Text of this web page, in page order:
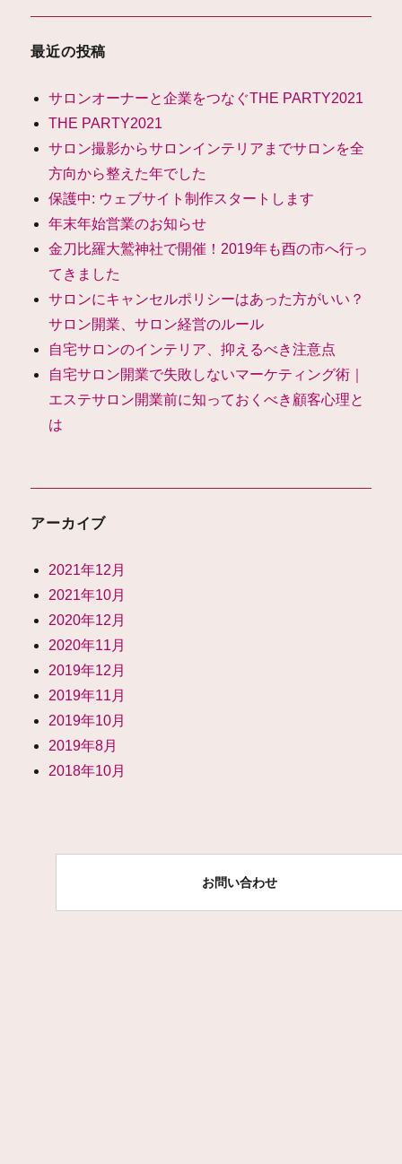
ぐ
THE
に
最近の投稿
サロンオーナーと企業をつなぐTHE PARTY2021
THE PARTY2021
サロン撮影からサロンインテリアまでサロンを全
方向から整えた年でした
保護中: ウェブサイト制作スタートします
年末年始営業のお知らせ
金刀比羅大鷲神社で開催！2019年も酉の市へ行っ
てきました
サロンにキャンセルポリシーはあった方がいい？
サロン開業、サロン経営のルール
自宅サロンのインテリア、抑えるべき注意点
自宅サロン開業で失敗しないマーケティング術｜
エステサロン開業前に知っておくべき顧客心理と
は
アーカイブ
2021年12月
2021年10月
2020年12月
2020年11月
2019年12月
2019年11月
2019年10月
2019年8月
2018年10月
お問い合わせ